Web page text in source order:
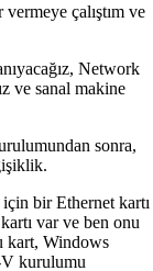
çalıştım ve
Network
ve sanal makine
sonra,
bir Ethernet kartı
var ve ben onu
kart, Windows
kurulumu